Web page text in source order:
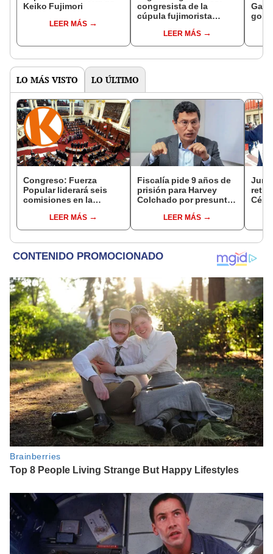
Keiko Fujimori
LEER MÁS
congresista de la
cúpula fujimorista
del SenadoLEER MÁS
LO MÁS VISTO LO ÚLTIMO
Congreso: Fuerza
Popular liderará seis
comisiones en la
LEER MÁS
Fiscalía pide 9 años de
prisión para Harvey
Colchado por presunta
incompatible y falsedad
ideológica
LEER MÁS